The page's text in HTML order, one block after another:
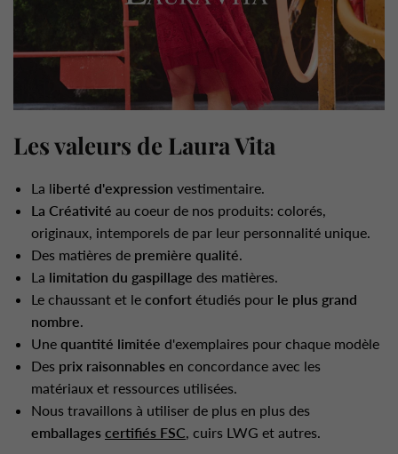
Les valeurs de Laura Vita
La liberté d'expression vestimentaire.
La Créativité au coeur de nos produits: colorés,
originaux, intemporels de par leur personnalité unique.
Des matières de première qualité.
La limitation du gaspillage des matières.
Le chaussant et le confort étudiés pour le plus grand
nombre.
Une quantité limitée d'exemplaires pour chaque modèle
Des prix raisonnables en concordance avec les
matériaux et ressources utilisées.
Nous travaillons à utiliser de plus en plus des
emballages certifiés FSC, cuirs LWG et autres.